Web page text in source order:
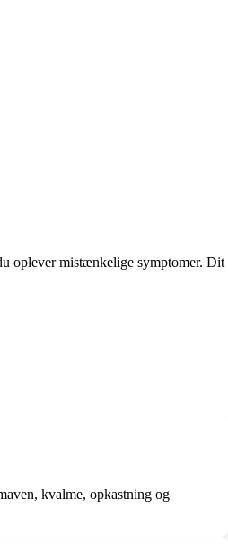
oplever mistænkelige symptomer. Dit
kvalme, opkastning og